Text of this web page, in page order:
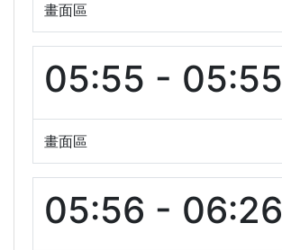
畫面區
05:55 - 05:55
畫面區
05:56 - 06:26